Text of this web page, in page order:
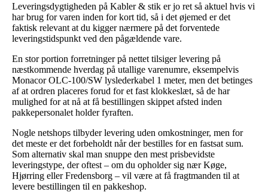
Leveringsdygtigheden på Kabler & stik er jo ret så aktuel hvis vi
har brug for varen inden for kort tid, så i det øjemed er det
faktisk relevant at du kigger nærmere på det forventede
leveringstidspunkt ved den pågældende vare.
En stor portion forretninger på nettet tilsiger levering på
næstkommende hverdag på utallige varenumre, eksempelvis
Monacor OLC-100/SW lyslederkabel 1 meter, men det betinges
af at ordren placeres forud for et fast klokkeslæt, så de har
mulighed for at nå at få bestillingen skippet afsted inden
pakkepersonalet holder fyraften.
Nogle netshops tilbyder levering uden omkostninger, men for
det meste er det forbeholdt når der bestilles for en fastsat sum.
Som alternativ skal man snuppe den mest prisbevidste
leveringstype, der oftest – om du opholder sig nær Køge,
Hjørring eller Fredensborg – vil være at få fragtmanden til at
levere bestillingen til en pakkeshop.